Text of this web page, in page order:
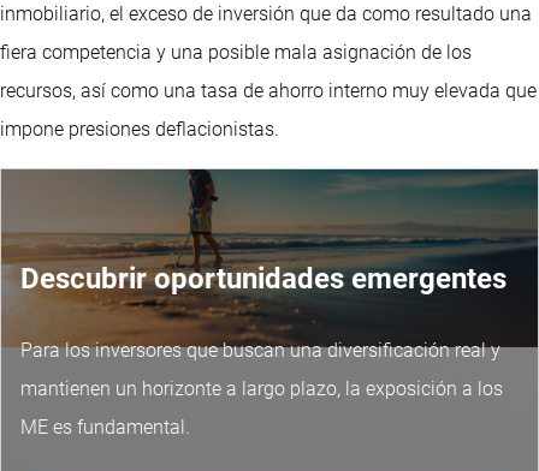
inmobiliario, el exceso de inversión que da como resultado una
fiera competencia y una posible mala asignación de los
recursos, así como una tasa de ahorro interno muy elevada que
impone presiones deflacionistas.
Descubrir oportunidades emergentes
Para los inversores que buscan una diversificación real y
mantienen un horizonte a largo plazo, la exposición a los
ME es fundamental.